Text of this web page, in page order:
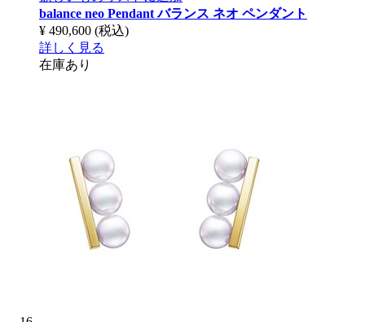
balance neo Pendantバランス ネオ ペンダント
¥ 490,600 (税込)
詳しく見る
在庫あり